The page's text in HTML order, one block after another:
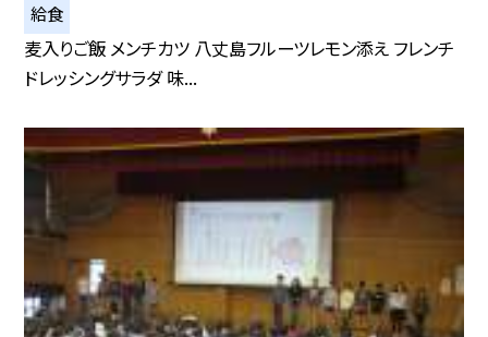
給食
麦入りご飯 メンチカツ 八丈島フルーツレモン添え フレンチ
ドレッシングサラダ 味...